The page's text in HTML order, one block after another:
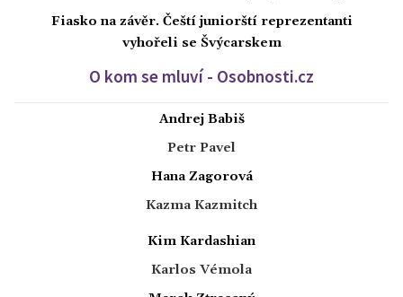
Fiasko na závěr. Čeští juniorští reprezentanti
vyhořeli se Švýcarskem
O kom se mluví - Osobnosti.cz
Andrej Babiš
Petr Pavel
Hana Zagorová
Kazma Kazmitch
Kim Kardashian
Karlos Vémola